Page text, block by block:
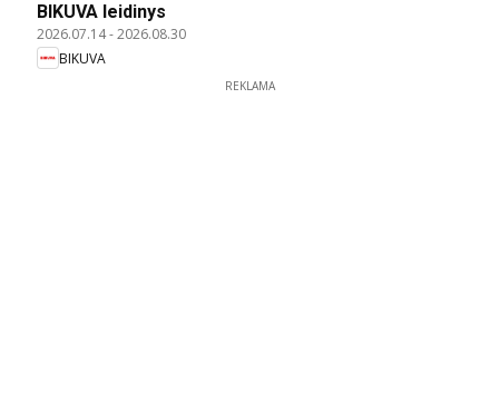
BIKUVA leidinys
2026.07.14-2026.08.30
BIKUVA
REKLAMA